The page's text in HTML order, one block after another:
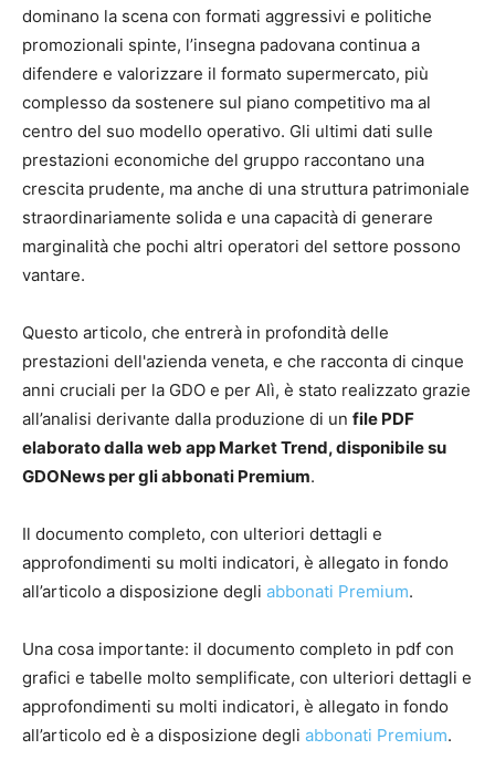
dominano la scena con formati aggressivi e politiche
promozionali spinte, l’insegna padovana continua a
difendere e valorizzare il formato supermercato, più
complesso da sostenere sul piano competitivo ma al
centro del suo modello operativo. Gli ultimi dati sulle
prestazioni economiche del gruppo raccontano una
crescita prudente, ma anche di una struttura patrimoniale
straordinariamente solida e una capacità di generare
marginalità che pochi altri operatori del settore possono
vantare.
Questo articolo, che entrerà in profondità delle
prestazioni dell'azienda veneta, e che racconta di cinque
anni cruciali per la GDO e per Alì, è stato realizzato grazie
all’analisi derivante dalla produzione di un file PDF
elaborato dalla web app Market Trend, disponibile su
GDONews per gli abbonati Premium.
Il documento completo, con ulteriori dettagli e
approfondimenti su molti indicatori, è allegato in fondo
all’articolo a disposizione degli abbonati Premium.
Una cosa importante: il documento completo in pdf con
grafici e tabelle molto semplificate, con ulteriori dettagli e
approfondimenti su molti indicatori, è allegato in fondo
all’articolo ed è a disposizione degli abbonati Premium.